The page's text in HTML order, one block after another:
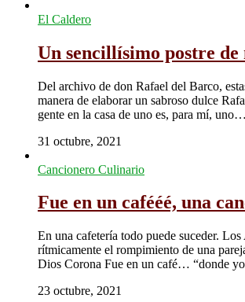
El Caldero
Un sencillísimo postre de
Del archivo de don Rafael del Barco,
manera de elaborar un sabroso dulce
gente en la casa de uno es, para mí, uno…
31 octubre, 2021
Cancionero Culinario
Fue en un cafééé, una
En una cafetería todo puede suceder.
rítmicamente el rompimiento de una
Dios Corona Fue en un café… “donde
23 octubre, 2021